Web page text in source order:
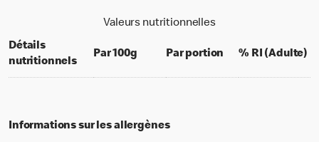
Valeurs nutritionnelles
Détails
nutritionnels
Par 100gper 100 grams
Par portion per portion
% RI (Adulte)
Informations sur les allergènes